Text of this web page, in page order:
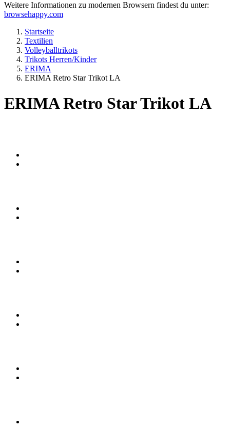
Weitere Informationen zu modernen Browsern findest du unter:
browsehappy.com
Startseite
Textilien
Volleyballtrikots
Trikots Herren/Kinder
ERIMA
ERIMA Retro Star Trikot LA
ERIMA Retro Star Trikot LA